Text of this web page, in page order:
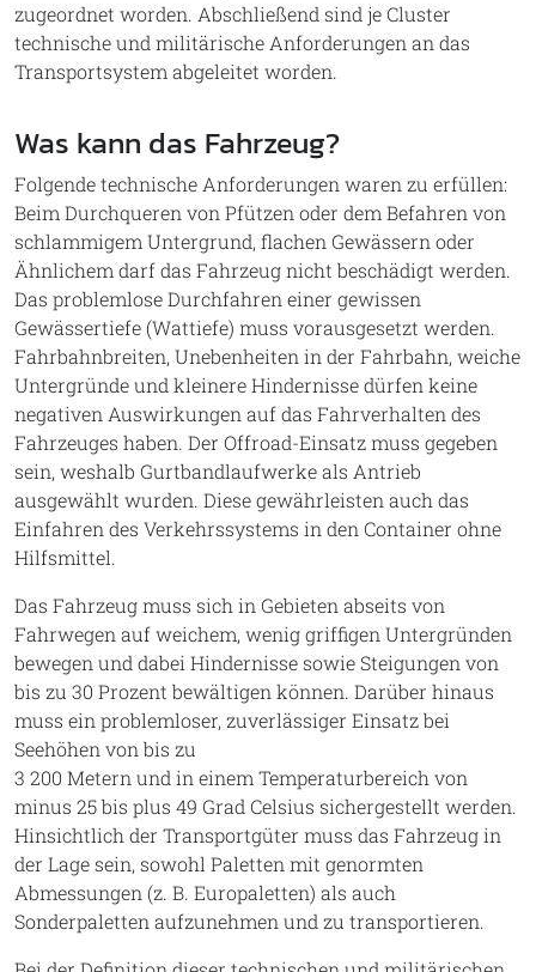
zugeordnet worden. Abschließend sind je Cluster
technische und militärische Anforderungen an das
Transportsystem abgeleitet worden.
Was kann das Fahrzeug?
Folgende technische Anforderungen waren zu erfüllen:
Beim Durchqueren von Pfützen oder dem Befahren von
schlammigem Untergrund, flachen Gewässern oder
Ähnlichem darf das Fahrzeug nicht beschädigt werden.
Das problemlose Durchfahren einer gewissen
Gewässertiefe (Wattiefe) muss vorausgesetzt werden.
Fahrbahnbreiten, Unebenheiten in der Fahrbahn, weiche
Untergründe und kleinere Hindernisse dürfen keine
negativen Auswirkungen auf das Fahrverhalten des
Fahrzeuges haben. Der Offroad-Einsatz muss gegeben
sein, weshalb Gurtbandlaufwerke als Antrieb
ausgewählt wurden. Diese gewährleisten auch das
Einfahren des Verkehrssystems in den Container ohne
Hilfsmittel.
Das Fahrzeug muss sich in Gebieten abseits von
Fahrwegen auf weichem, wenig griffigen Untergründen
bewegen und dabei Hindernisse sowie Steigungen von
bis zu 30 Prozent bewältigen können. Darüber hinaus
muss ein problemloser, zuverlässiger Einsatz bei
Seehöhen von bis zu
3 200 Metern und in einem Temperaturbereich von
minus 25 bis plus 49 Grad Celsius sichergestellt werden.
Hinsichtlich der Transportgüter muss das Fahrzeug in
der Lage sein, sowohl Paletten mit genormten
Abmessungen (z. B. Europaletten) als auch
Sonderpaletten aufzunehmen und zu transportieren.